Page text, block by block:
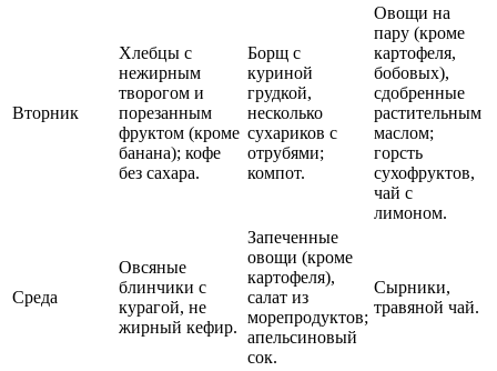
Вторник
Хлебцы с
нежирным
творогом и
порезанным
фруктом (кроме
банана); кофе
без сахара.
Борщ с
куриной
грудкой,
несколько
сухариков с
отрубями;
компот.
Овощи на
пару (кроме
картофеля,
бобовых),
сдобренные
растительным
маслом;
горсть
сухофруктов,
чай с
лимоном.
Среда
Овсяные
блинчики с
курагой, не
жирный кефир.
Запеченные
овощи (кроме
картофеля),
салат из
морепродуктов;
апельсиновый
сок.
Сырники,
травяной чай.